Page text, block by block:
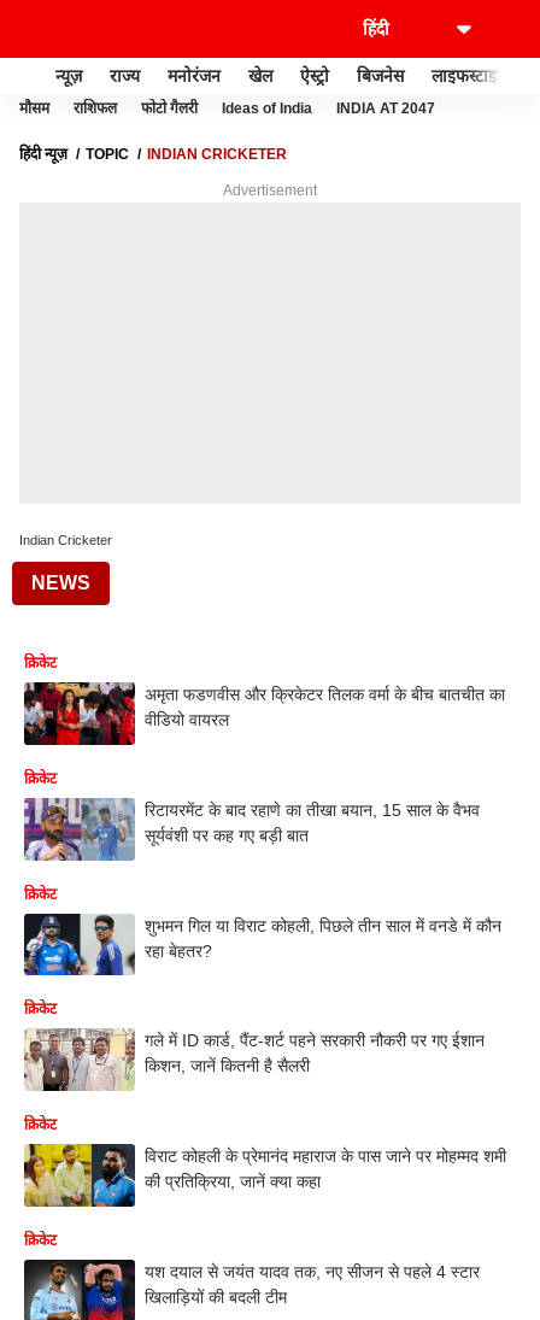
न्यूज़ राज्य मनोरंजन खेल ऐस्ट्रो बिजनेस लाइफस्टाइल
मौसम राशिफल फोटो गैलरी Ideas of India INDIA AT 2047
हिंदी न्यूज़ TOPIC INDIAN CRICKETER
Advertisement
Indian Cricketer
NEWS
क्रिकेट
अमृता फडणवीस और क्रिकेटर तिलक वर्मा के बीच बातचीत का
वीडियो वायरल
क्रिकेट
रिटायरमेंट के बाद रहाणे का तीखा बयान, 15 साल के वैभव
सूर्यवंशी पर कह गए बड़ी बात
क्रिकेट
शुभमन गिल या विराट कोहली, पिछले तीन साल में वनडे में कौन
रहा बेहतर?
क्रिकेट
गले में ID कार्ड, पैंट-शर्ट पहने सरकारी नौकरी पर गए ईशान
किशन, जानें कितनी है सैलरी
क्रिकेट
विराट कोहली के प्रेमानंद महाराज के पास जाने पर मोहम्मद शमी
की प्रतिक्रिया, जानें क्या कहा
क्रिकेट
यश दयाल से जयंत यादव तक, नए सीजन से पहले 4 स्टार
खिलाड़ियों की बदली टीम